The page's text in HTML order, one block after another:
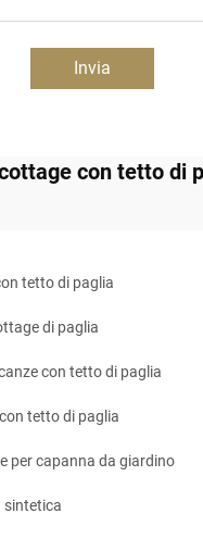
Invia
con tetto di
tetto di paglia
di paglia
con tetto di paglia
tetto di paglia
per capanna da giardino
sintetica